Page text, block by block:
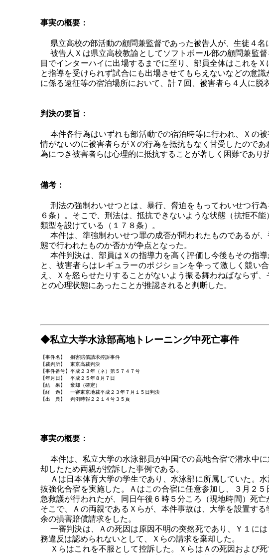
事実の概要：
県立高校の部活動の顧問兼監督であった被告人が、生徒４名
被告人Ｘは県立高校教諭としてソフトボール部の顧問兼監
目でインターハイに出場するまでに至り、部員全体はこれを
と指導を受けられず試合にも出場させてもらえないなどの意
に係る遠征等の宿泊場所において、計７回、被害者ら４人に脱
判決の要旨：
本件各行為はいずれも部活動での宿泊時等に行われ、Ｘの
情がないのに被害者らがＸの行為を抵抗もなく甘受したので
為につき被害者らは心理的に抵抗することが著しく困難であり
備考：
刑法の強制わいせつとは、暴行、脅迫をもってわいせつ行
６条）。そこで、刑法は、抵抗できないような状態（抗拒不
類型を設けている（１７８条）。
本件は、準強制わいせつ罪の成否が問われたものであるが
態で行われたものか否かが争点となった。
本件判決は、部員はＸの指導力を高く評価し今後もその指
と、被害者らはレギュラーのポジションを争って激しく競い
え、Ｘを怒らせたりすることがないよう振る舞わねばならず
との心理状態にあったことが推認されると判断した。
◆私立大学水泳部高地トレーニング中死亡事件
【事件名】 損害賠償請求控訴事件
【裁判所】 東京高裁判決
【事件番号】平成２３年（ネ）第５７４７号
【年月日】 平成２５年８月７日
【結 果】 棄却（確定）
【経 過】 一審東京地裁平成２３年７月１５日判決
【出 典】 判例時報２２１４号３５頁
事実の概要：
本件は、私立大学の水泳部員が中国での高地合宿で潜水中
却したため両親が控訴した事例である。
Ａは日本体育大学の学生であり、水泳部に所属していた。
抜強化合宿を実施した。Ａはこの合宿に任意参加し、３月２
急救護が行われたが、同日午後６時５分ころ（現地時間）死
そこで、Ａの両親であるＸらが、本件事故は、大学を設置す
余の損害賠償請求をした。
一審判決は、Ａの死因は原因不明の突然死であり、Ｙ１に
務違反は認められないとして、Ｘらの請求を棄却した。
Ｘらはこれを不服として控訴した。ＸらはＡの死因および